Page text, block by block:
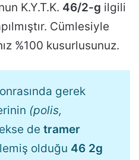
K.Y.T.K. 46/2-g ilgili
Cümlesiyle
%100 kusurlusunuz.
gerek
(polis,
de tramer
olduğu 46 2g